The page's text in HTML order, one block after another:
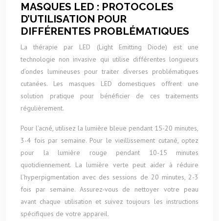
MASQUES LED : PROTOCOLES
D’UTILISATION POUR
DIFFÉRENTES PROBLÉMATIQUES
La thérapie par LED (Light Emitting Diode) est une
technologie non invasive qui utilise différentes longueurs
d’ondes lumineuses pour traiter diverses problématiques
cutanées. Les masques LED domestiques offrent une
solution pratique pour bénéficier de ces traitements
régulièrement.
Pour l’acné, utilisez la lumière bleue pendant 15-20 minutes,
3-4 fois par semaine. Pour le vieillissement cutané, optez
pour la lumière rouge pendant 10-15 minutes
quotidiennement. La lumière verte peut aider à réduire
l’hyperpigmentation avec des sessions de 20 minutes, 2-3
fois par semaine. Assurez-vous de nettoyer votre peau
avant chaque utilisation et suivez toujours les instructions
spécifiques de votre appareil.